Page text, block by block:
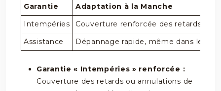
Garantie
Adaptation à la Manche
Intempéries
Couverture renforcée des retards et
Assistance
Dépannage rapide, même dans les
Garantie « Intempéries » renforcée :
Couverture des retards ou annulations de